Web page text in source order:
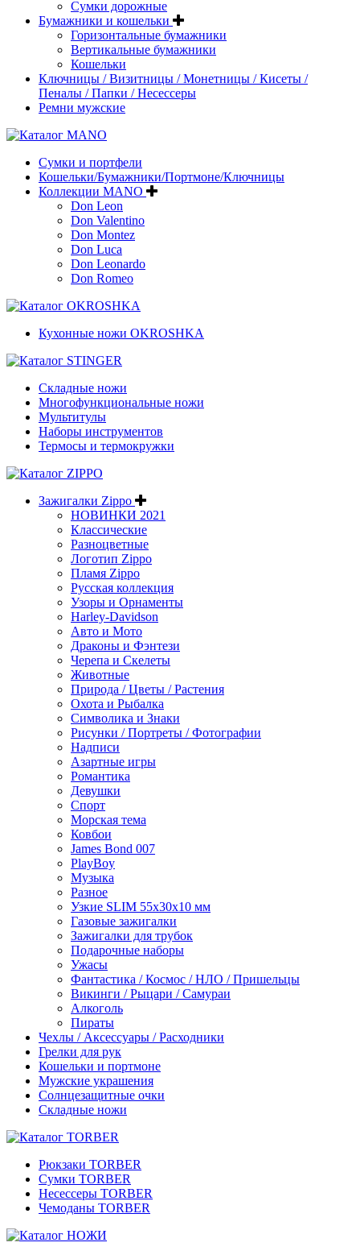
Сумки дорожные
Бумажники и кошельки
Горизонтальные бумажники
Вертикальные бумажники
Кошельки
Ключницы / Визитницы / Монетницы / Кисеты /
Пеналы / Папки / Несессеры
Ремни мужские
Сумки и портфели
Кошельки/Бумажники/Портмоне/Ключницы
Коллекции MANO
Don Leon
Don Valentino
Don Montez
Don Luca
Don Leonardo
Don Romeo
Кухонные ножи OKROSHKA
Складные ножи
Многофункциональные ножи
Мультитулы
Наборы инструментов
Термосы и термокружки
Зажигалки Zippo
НОВИНКИ 2021
Классические
Разноцветные
Логотип Zippo
Пламя Zippo
Русская коллекция
Узоры и Орнаменты
Harley-Davidson
Авто и Мото
Драконы и Фэнтези
Черепа и Скелеты
Животные
Природа / Цветы / Растения
Охота и Рыбалка
Символика и Знаки
Рисунки / Портреты / Фотографии
Надписи
Азартные игры
Романтика
Девушки
Спорт
Морская тема
Ковбои
James Bond 007
PlayBoy
Музыка
Разное
Узкие SLIM 55x30x10 мм
Газовые зажигалки
Зажигалки для трубок
Подарочные наборы
Ужасы
Фантастика / Космос / НЛО / Пришельцы
Викинги / Рыцари / Самураи
Алкоголь
Пираты
Чехлы / Аксессуары / Расходники
Грелки для рук
Кошельки и портмоне
Мужские украшения
Солнцезащитные очки
Складные ножи
Рюкзаки TORBER
Сумки TORBER
Несессеры TORBER
Чемоданы TORBER